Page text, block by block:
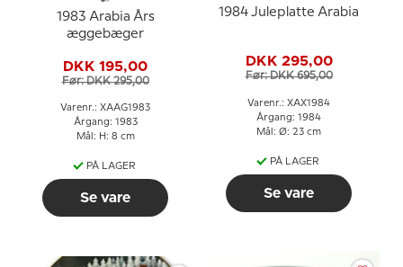
1983 Arabia Års
æggebæger
DKK 195,00
Før: DKK 295,00
Varenr.: XAAG1983
Årgang: 1983
Mål: H: 8 cm
PÅ LAGER
Se vare
1984 Juleplatte Arabia
DKK 295,00
Før: DKK 695,00
Varenr.: XAX1984
Årgang: 1984
Mål: Ø: 23 cm
PÅ LAGER
Se vare